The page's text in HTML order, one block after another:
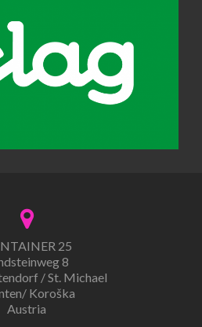
25
8
/ St. Michael
Koroška
Austria